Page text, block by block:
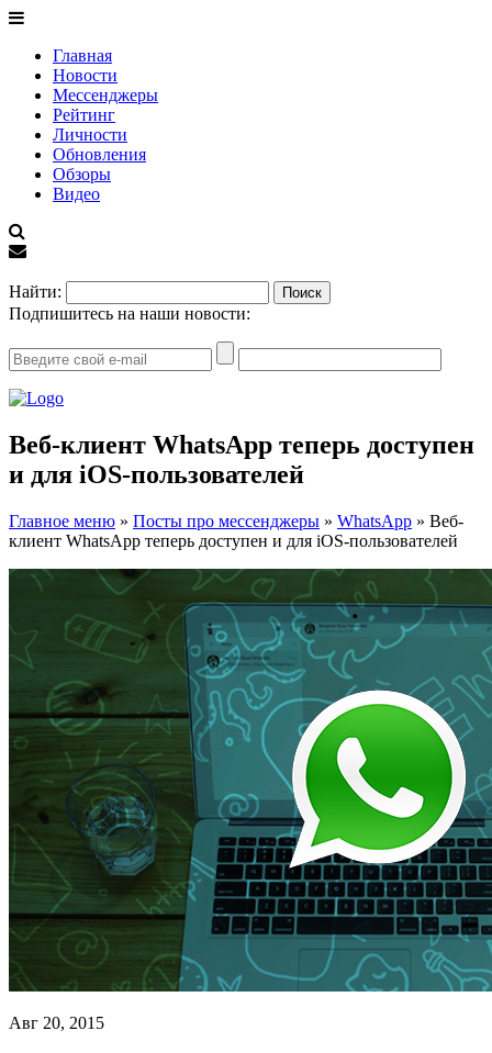
Главная
Новости
Мессенджеры
Рейтинг
Личности
Обновления
Обзоры
Видео
Найти:
Подпишитесь на наши новости:
Веб-клиент WhatsApp теперь доступен
и для iOS-пользователей
Главное меню » Посты про мессенджеры » WhatsApp » Веб-
клиент WhatsApp теперь доступен и для iOS-пользователей
Авг 20, 2015